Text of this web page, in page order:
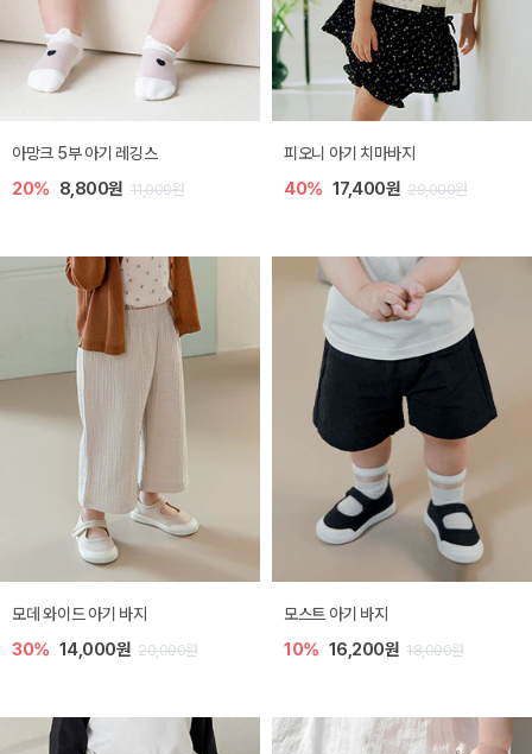
아망크 5부 아기 레깅스
20% 8,800원 11,000원
피오니 아기 치마바지
40% 17,400원 29,000원
모데 와이드 아기 바지
30% 14,000원 20,000원
모스트 아기 바지
10% 16,200원 18,000원